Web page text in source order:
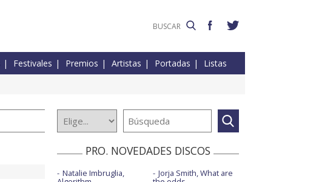
Festivales Premios Artistas Portadas Listas
PRO. NOVEDADES DISCOS
Natalie Imbruglia, Jorja Smith, What are